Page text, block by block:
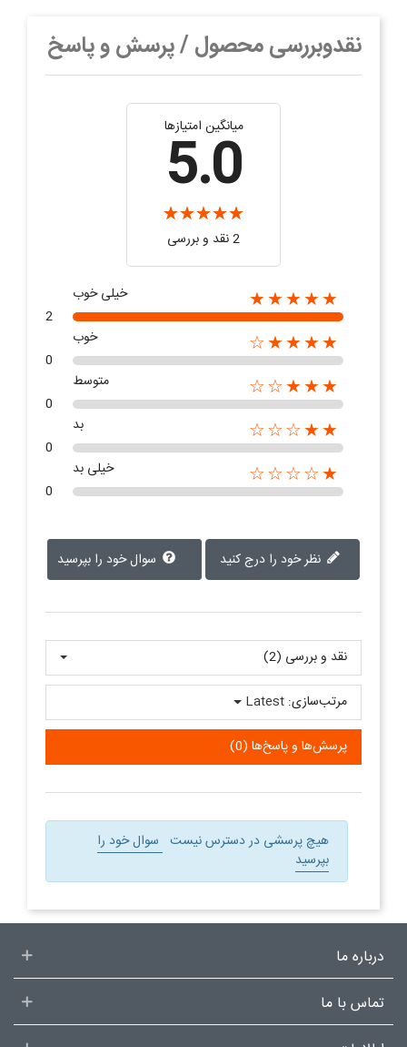
نقدوبررسی محصول / پرسش و پاسخ
میانگین امتیازها
5.0
2 نقد و بررسی‌‌
★★★★★
خیلی خوب
2
★★★★☆
خوب
0
★★★☆☆
متوسط
0
★★☆☆☆
بد
0
★☆☆☆☆
خیلی بد
0
سوال خود را بپرسید
نقد و بررسی‌‌ (2)
پرسش‌ها و پاسخ‌ها (0)
مرتب‌سازی: Latest
هیچ پرسشی در دسترس نیست سوال خود را
بپرسید
درباره ما
تماس با ما